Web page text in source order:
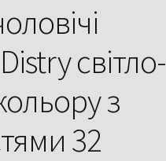
світло-
з
32